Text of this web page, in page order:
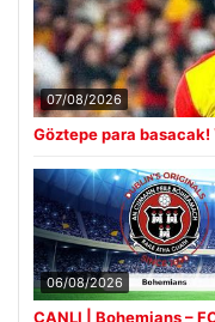
07/08/2026
Göztepe para
06/08/2026
CANLI | Bohemians –